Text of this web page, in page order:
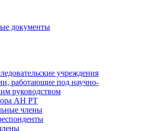
документы
учреждения
работающие под научно-
руководством
АН РТ
члены